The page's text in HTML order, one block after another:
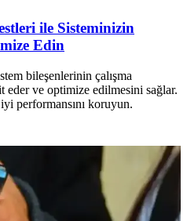
ile Sisteminizin
Edin
bileşenlerinin çalışma
eder ve optimize edilmesini sağlar.
performansını koruyun.